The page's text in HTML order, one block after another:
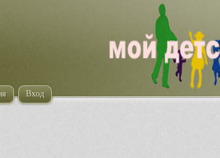
Вход